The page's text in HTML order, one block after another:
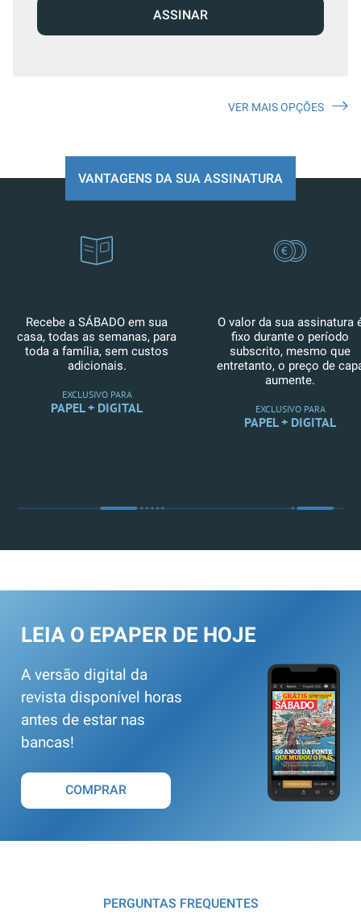
ASSINAR
VER MAIS OPÇÕES
VANTAGENS DA SUA ASSINATURA
Recebe a SÁBADO em sua
casa, todas as semanas, para
toda a família, sem custos
adicionais.
EXCLUSIVO PARA
PAPEL + DIGITAL
O valor da sua assinatura
fixo durante o período
subscrito, mesmo que
entretanto, o preço de
aumente.
EXCLUSIVO PARA
PAPEL + DIGITAL
LEIA O EPAPER DE HOJE
A versão digital da
revista disponível horas
antes de estar nas
bancas!
COMPRAR
PERGUNTAS FREQUENTES